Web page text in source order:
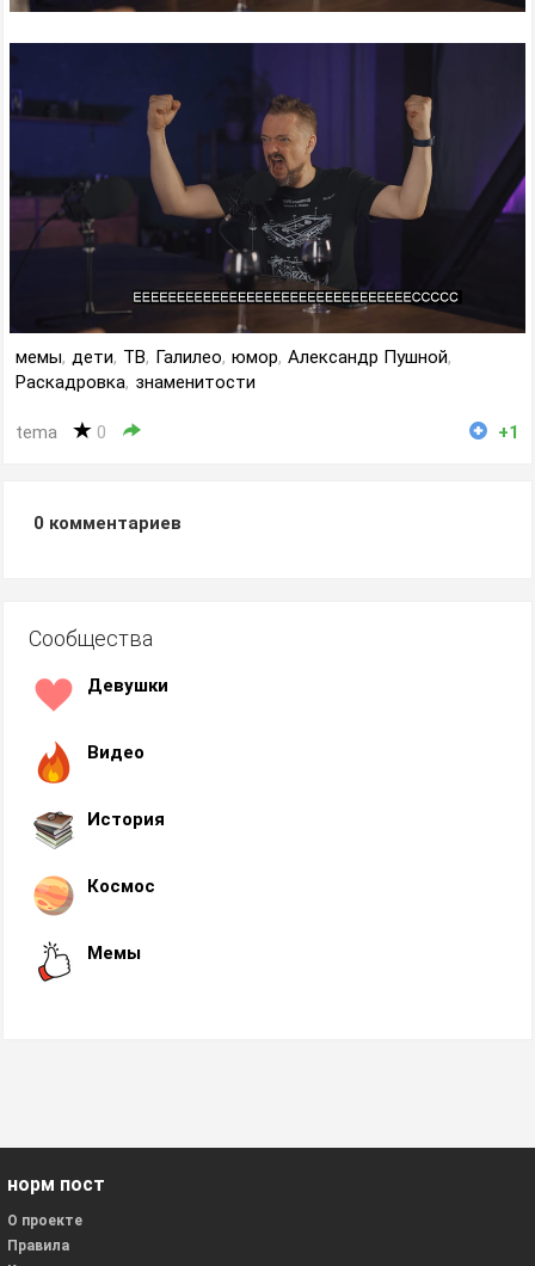
мемы, дети, ТВ, Галилео, юмор, Александр Пушной,
Раскадровка, знаменитости
tema 0 +1
0 комментариев
Сообщества
Девушки
Видео
История
Космос
Мемы
норм пост
О проекте
Правила